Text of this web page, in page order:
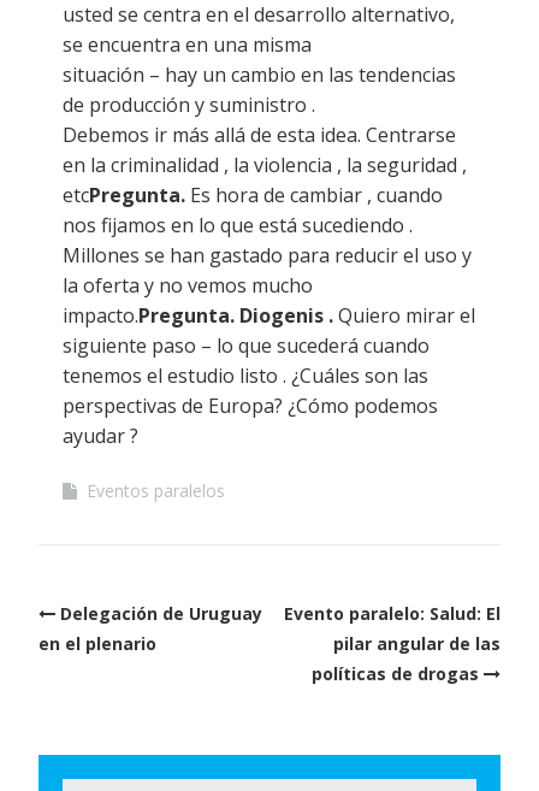
usted se centra en el desarrollo alternativo,
se encuentra en una misma
situación – hay un cambio en las tendencias
de producción y suministro .
Debemos ir más allá de esta idea. Centrarse
en la criminalidad , la violencia , la seguridad ,
etcPregunta. Es hora de cambiar , cuando
nos fijamos en lo que está sucediendo .
Millones se han gastado para reducir el uso y
la oferta y no vemos mucho
impacto.Pregunta. Diogenis .Quiero mirar el
siguiente paso – lo que sucederá cuando
tenemos el estudio listo . ¿Cuáles son las
perspectivas de Europa? ¿Cómo podemos
ayudar ?
Eventos paralelos
Post
navigation
Delegación de Uruguay
en el plenario
Evento paralelo: Salud: El
pilar angular de las
políticas de drogas